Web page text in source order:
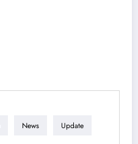
News Update